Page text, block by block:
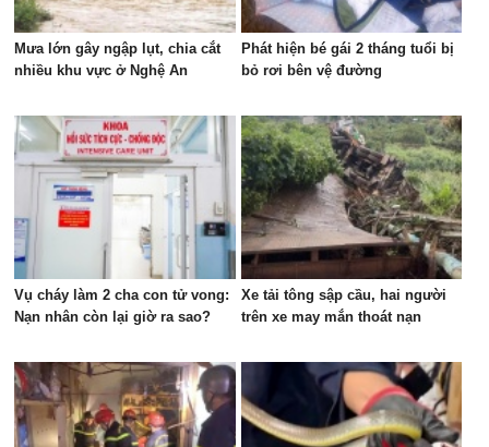
Mưa lớn gây ngập lụt, chia cắt
nhiều khu vực ở Nghệ An
Phát hiện bé gái 2 tháng tuổi bị
bỏ rơi bên vệ đường
Vụ cháy làm 2 cha con tử vong:
Nạn nhân còn lại giờ ra sao?
Xe tải tông sập cầu, hai người
trên xe may mắn thoát nạn